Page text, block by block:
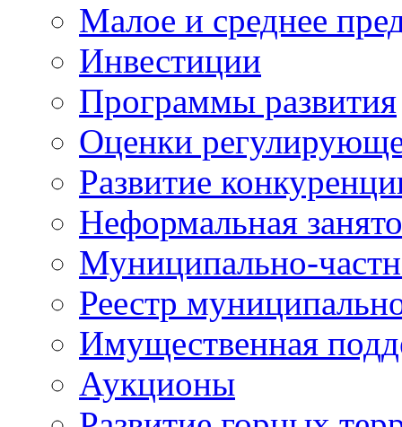
Малое и среднее
Инвестиции
Программы развития
Оценки
Развитие
Неформальная
Муниципально-
Реестр
Имущественная
Аукционы